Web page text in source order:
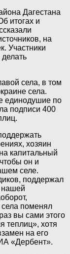
Дагестана
итогах и
на
Участники
села, в том
села.
единодушие по
подписи 400
хозяин
капитальный
он и
селе.
поддержал
нашей
села поменял
вы сами этого
теплиц», хотя
на его
«Дербент».